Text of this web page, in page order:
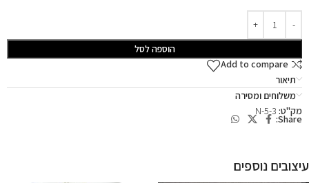
הוספה לסל
Add to compare
תיאור
משלוחים ומסירה
מק"ט: N-5-3
Share:
עיצובים נוספים